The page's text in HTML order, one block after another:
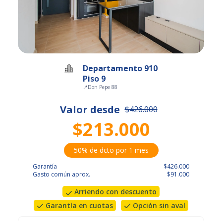
Departamento 910
Piso 9
📍Don Pepe 88
Valor desde $426.000
$213.000
50% de dcto por 1 mes
Garantía
Gasto común aprox.
$426.000
$91.000
Arriendo con descuento
Garantía en cuotas
Opción sin aval